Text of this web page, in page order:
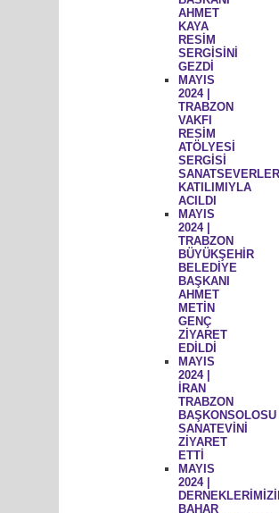
AHMET
KAYA
RESİM
SERGİSİNİ
GEZDİ
MAYIS
2024 |
TRABZON
VAKFI
RESİM
ATÖLYESİ
SERGİSİ
KATILIMIYLA
ACILDI
MAYIS
2024 |
TRABZON
BÜYÜKŞEHİR
BELEDİYE
BAŞKANI
AHMET
METİN
GENÇ
ZİYARET
EDİLDİ
MAYIS
2024 |
İRAN
TRABZON
BAŞKONSOLOSU
SANATEVİNİ
ZİYARET
ETTİ
MAYIS
2024 |
BAHAR